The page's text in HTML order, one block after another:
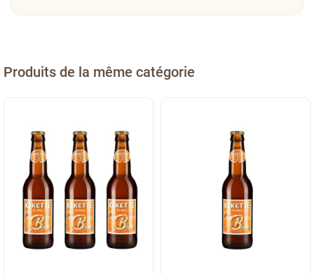
Produits de la même catégorie